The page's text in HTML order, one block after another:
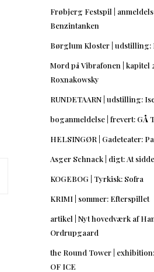
Frøbjerg Festspil |
Benzintanken
Børglum Kloster | udstilling:
Mord på Vibrafonen | kapitel
Roxnakowsky
RUNDETAARN | udstilling:
boganmeldelse | frevert: GÅ
HELSINGØR | Gadeteater:
Asger Schnack | digt: At
KOGEBOG | Tyrkisk: Sofra
KRIMI | sommer: Efterspillet
artikel | Nyt hovedværk af
Ordrupgaard
the Round Tower |
OF ICE